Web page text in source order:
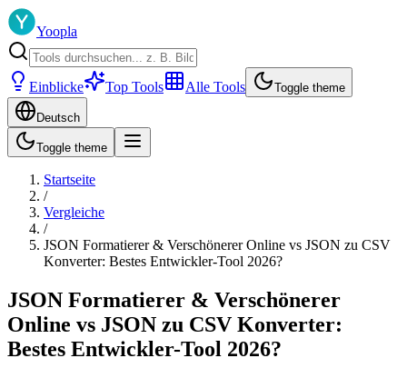
Yoopla
Einblicke Top Tools Alle Tools Toggle theme
Deutsch
Toggle theme
Startseite
/
Vergleiche
/
JSON Formatierer & Verschönerer Online vs JSON zu CSV
Konverter: Bestes Entwickler-Tool 2026?
JSON Formatierer & Verschönerer
Online vs JSON zu CSV Konverter:
Bestes Entwickler-Tool 2026?